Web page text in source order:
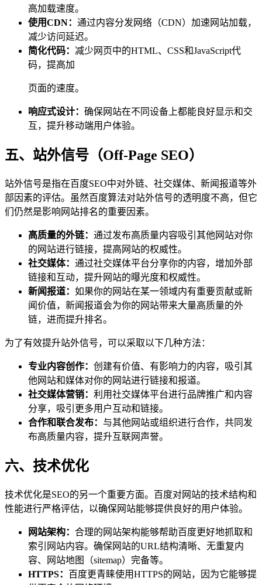
高加载速度。
使用CDN： 通过内容分发网络（CDN）加速网站加载，
减少访问延迟。
简化代码： 减少网页中的HTML、CSS和JavaScript代
码，提高加
页面的速度。
响应式设计： 确保网站在不同设备上都能良好显示和交
互，提升移动端用户体验。
五、站外信号（Off-Page SEO）
站外信号是指在百度SEO中对外链、社交媒体、新闻报道等外
部因素的评估。虽然百度算法对站外信号的透明度不高，但它
们仍然是影响网站排名的重要因素。
高质量的外链： 通过发布高质量内容吸引其他网站对你
的网站进行链接，提高网站的权威性。
社交媒体： 通过社交媒体平台分享你的内容，增加外部
链接和互动，提升网站的曝光度和权威性。
新闻报道： 如果你的网站在某一领域内有重要贡献或新
闻价值，新闻报道会为你的网站带来大量高质量的外
链，进而提升排名。
为了有效提升站外信号，可以采取以下几种方法：
专业内容创作： 创建有价值、有影响力的内容，吸引其
他网站和媒体对你的网站进行链接和报道。
社交媒体营销： 利用社交媒体平台进行品牌推广和内容
分享，吸引更多用户互动和链接。
合作和联合发布： 与其他网站或组织进行合作，共同发
布高质量内容，提升互联网声誉。
六、技术优化
技术优化是SEO的另一个重要方面。百度对网站的技术结构和
性能进行严格评估，以确保网站能够提供良好的用户体验。
网站架构： 合理的网站架构能够帮助百度更好地抓取和
索引网站内容。确保网站的URL结构清晰、无重复内
容、网站地图（sitemap）完备等。
HTTPS： 百度更青睐使用HTTPS的网站，因为它能够提